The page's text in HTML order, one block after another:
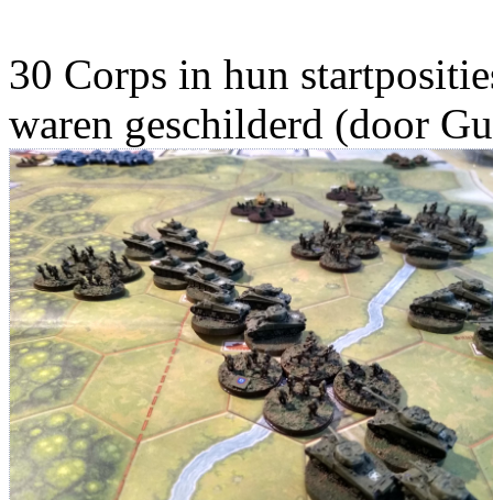
30 Corps in hun
waren geschilderd (door